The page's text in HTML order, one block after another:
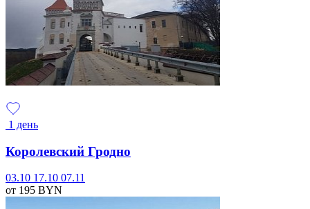
1 день
Королевский Гродно
03.10 17.10 07.11
от 195 BYN